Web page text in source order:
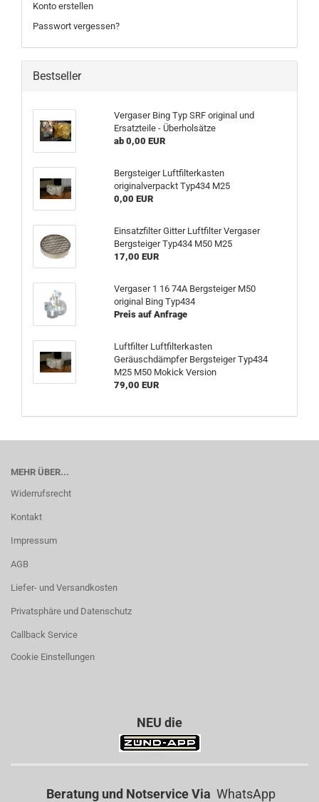
Konto erstellen
Passwort vergessen?
Bestseller
Vergaser Bing Typ SRF original und
Ersatzteile - Überholsätze
ab 0,00 EUR
Bergsteiger Luftfilterkasten
originalverpackt Typ434 M25
0,00 EUR
Einsatzfilter Gitter Luftfilter Vergaser
Bergsteiger Typ434 M50 M25
17,00 EUR
Vergaser 1 16 74A Bergsteiger M50
original Bing Typ434
Preis auf Anfrage
Luftfilter Luftfilterkasten
Geräuschdämpfer Bergsteiger Typ434
M25 M50 Mokick Version
79,00 EUR
MEHR ÜBER...
Widerrufsrecht
Kontakt
Impressum
AGB
Liefer- und Versandkosten
Privatsphäre und Datenschutz
Callback Service
Cookie Einstellungen
NEU die
Beratung und Notservice Via WhatsApp